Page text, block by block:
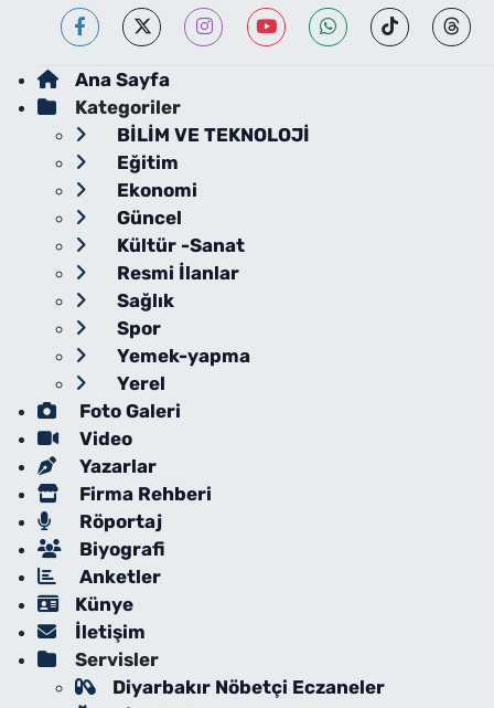
Ana Sayfa
Kategoriler
BİLİM VE TEKNOLOJİ
Eğitim
Ekonomi
Güncel
Kültür -Sanat
Resmi İlanlar
Sağlık
Spor
Yemek-yapma
Yerel
Foto Galeri
Video
Yazarlar
Firma Rehberi
Röportaj
Biyografi
Anketler
Künye
İletişim
Servisler
Diyarbakır Nöbetçi Eczaneler